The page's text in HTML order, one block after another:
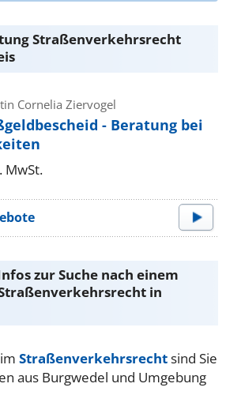
Straßenverkehrsrecht
Cornelia Ziervogel
- Beratung bei
MwSt.
zur Suche nach einem
in
Straßenverkehrsrechtsind Sie
aus Burgwedel und Umgebung